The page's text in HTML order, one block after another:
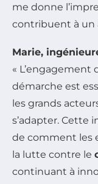
me donne
contribuent à un
Marie,
« L’engagement
démarche est
les grands
s’adapter. Cette
de comment les
la lutte contre le
continuant à